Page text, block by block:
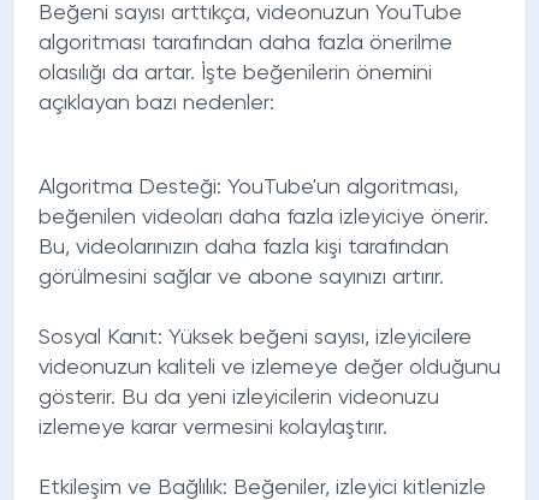
Beğeni sayısı arttıkça, videonuzun YouTube
algoritması tarafından daha fazla önerilme
olasılığı da artar. İşte beğenilerin önemini
açıklayan bazı nedenler:
Algoritma Desteği: YouTube'un algoritması,
beğenilen videoları daha fazla izleyiciye önerir.
Bu, videolarınızın daha fazla kişi tarafından
görülmesini sağlar ve abone sayınızı artırır.
Sosyal Kanıt: Yüksek beğeni sayısı, izleyicilere
videonuzun kaliteli ve izlemeye değer olduğunu
gösterir. Bu da yeni izleyicilerin videonuzu
izlemeye karar vermesini kolaylaştırır.
Etkileşim ve Bağlılık: Beğeniler, izleyici kitlenizle